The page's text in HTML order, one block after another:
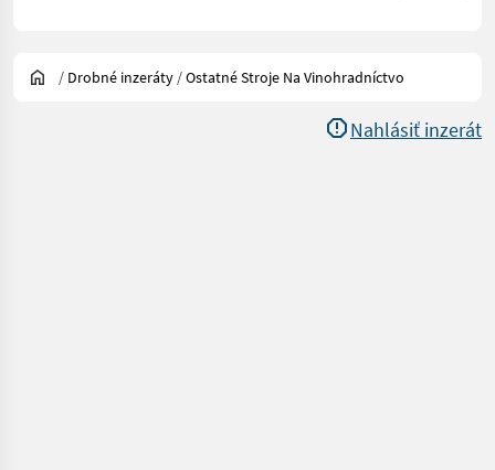
/ Drobné inzeráty /Ostatné Stroje Na Vinohradníctvo
Nahlásiť inzerát